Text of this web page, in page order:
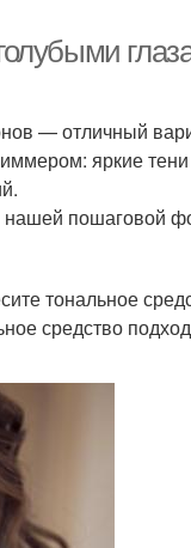
— отличный
яркие
нашей пошаговой
тональное
средство